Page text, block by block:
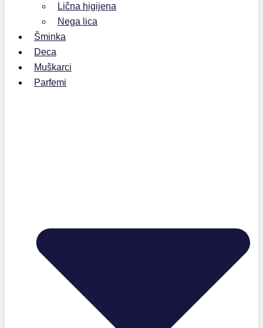
Lična higijena
Nega lica
Šminka
Deca
Muškarci
Parfemi